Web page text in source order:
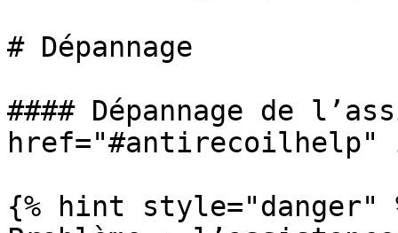
# Dépannage
#### Dépannage de
href="#antirecoilhelp"
{% hint style="danger"